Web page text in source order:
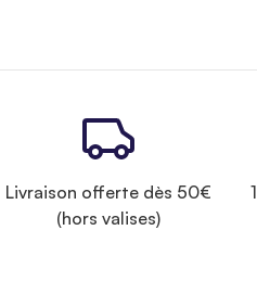
Livraison offerte dès 50€
(hors valises)
1